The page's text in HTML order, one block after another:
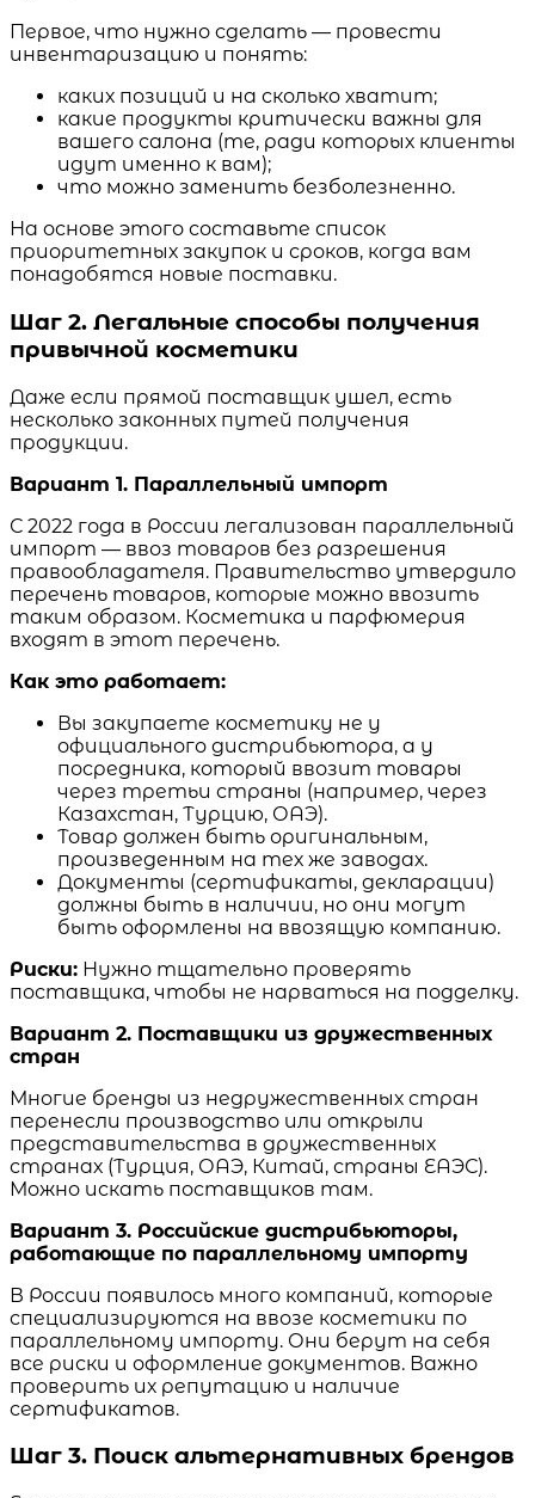
Первое, что нужно сделать — провести
инвентаризацию и понять:
каких позиций и на сколько хватит;
какие продукты критически важны для
вашего салона (те, ради которых клиенты
идут именно к вам);
что можно заменить безболезненно.
На основе этого составьте список
приоритетных закупок и сроков, когда вам
понадобятся новые поставки.
Шаг 2. Легальные способы получения
привычной косметики
Даже если прямой поставщик ушел, есть
несколько законных путей получения
продукции.
Вариант 1. Параллельный импорт
С 2022 года в России легализован параллельный
импорт — ввоз товаров без разрешения
правообладателя. Правительство утвердило
перечень товаров, которые можно ввозить
таким образом. Косметика и парфюмерия
входят в этот перечень.
Как это работает:
Вы закупаете косметику не у
официального дистрибьютора, а у
посредника, который ввозит товары
через третьи страны (например, через
Казахстан, Турцию, ОАЭ).
Товар должен быть оригинальным,
произведенным на тех же заводах.
Документы (сертификаты, декларации)
должны быть в наличии, но они могут
быть оформлены на ввозящую компанию.
Риски: Нужно тщательно проверять
поставщика, чтобы не нарваться на подделку.
Вариант 2. Поставщики из дружественных
стран
Многие бренды из недружественных стран
перенесли производство или открыли
представительства в дружественных
странах (Турция, ОАЭ, Китай, страны ЕАЭС).
Можно искать поставщиков там.
Вариант 3. Российские дистрибьюторы,
работающие по параллельному импорту
В России появилось много компаний, которые
специализируются на ввозе косметики по
параллельному импорту. Они берут на себя
все риски и оформление документов. Важно
проверить их репутацию и наличие
сертификатов.
Шаг 3. Поиск альтернативных брендов